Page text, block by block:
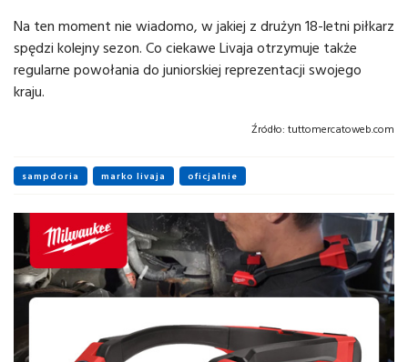
Na ten moment nie wiadomo, w jakiej z drużyn 18-letni piłkarz
spędzi kolejny sezon. Co ciekawe Livaja otrzymuje także
regularne powołania do juniorskiej reprezentacji swojego
kraju.
Źródło: tuttomercatoweb.com
sampdoria marko livaja oficjalnie